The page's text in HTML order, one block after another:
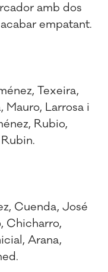
amb dos
empatant.
Texeira,
Mauro, Larrosa i
Rubio,
Cuenda, José
Chicharro,
Arana,